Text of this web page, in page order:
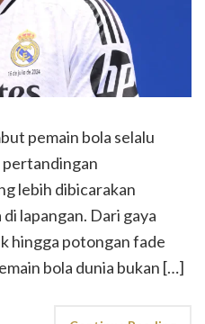
pemain bola selalu
pertandingan
lebih dibicarakan
lapangan. Dari gaya
hingga potongan fade
bola dunia bukan […]